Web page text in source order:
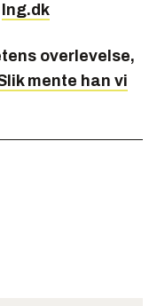
Ing.dk
overlevelse,
mente han vi